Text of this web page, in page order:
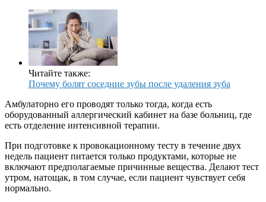
Читайте также:
Почему болят соседние зубы после удаления зуба
Амбулаторно его проводят только тогда, когда есть
оборудованный аллергический кабинет на базе больниц, где
есть отделение интенсивной терапии.
При подготовке к провокационному тесту в течение двух
недель пациент питается только продуктами, которые не
включают предполагаемые причинные вещества. Делают тест
утром, натощак, в том случае, если пациент чувствует себя
нормально.